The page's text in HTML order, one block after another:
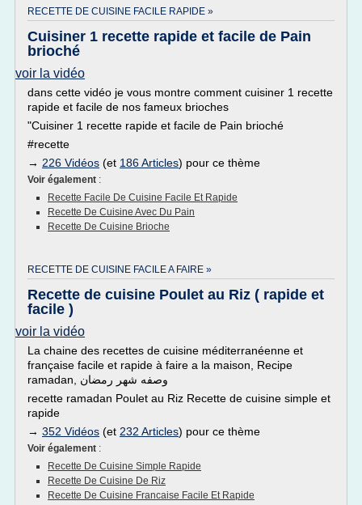
RECETTE DE CUISINE FACILE RAPIDE »
Cuisiner 1 recette rapide et facile de Pain
brioché
voir la vidéo
dans cette vidéo je vous montre comment cuisiner 1 recette
rapide et facile de nos fameux brioches
"Cuisiner 1 recette rapide et facile de Pain brioché
#recette
→ 226 Vidéos (et 186 Articles) pour ce thème
Voir également :
Recette Facile De Cuisine Facile Et Rapide
Recette De Cuisine Avec Du Pain
Recette De Cuisine Brioche
RECETTE DE CUISINE FACILE A FAIRE »
Recette de cuisine Poulet au Riz ( rapide et
facile )
voir la vidéo
La chaine des recettes de cuisine méditerranéenne et
française facile et rapide à faire a la maison, Recipe
ramadan, وصفه شهر رمضان
recette ramadan Poulet au Riz Recette de cuisine simple et
rapide
→ 352 Vidéos (et 232 Articles) pour ce thème
Voir également :
Recette De Cuisine Simple Rapide
Recette De Cuisine De Riz
Recette De Cuisine Francaise Facile Et Rapide